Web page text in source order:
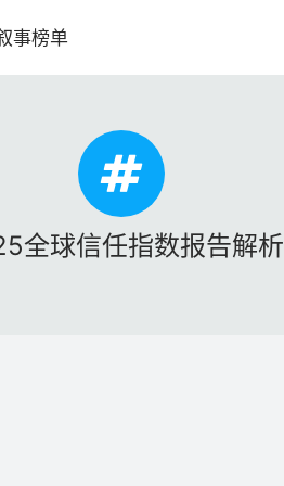
事榜单
全球信任指数报告解析